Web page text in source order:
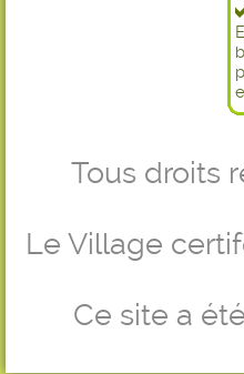
Tous droits
Le Village
Ce site a